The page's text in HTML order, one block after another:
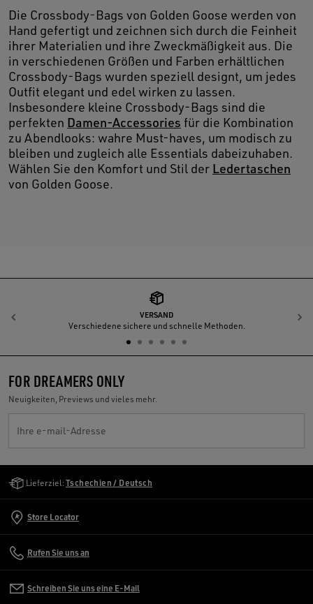
Die Crossbody-Bags von Golden Goose werden von
Hand gefertigt und zeichnen sich durch die Feinheit
ihrer Materialien und ihre Zweckmäßigkeit aus. Die
in verschiedenen Größen und Farben erhältlichen
Crossbody-Bags wurden speziell designt, um jedes
Outfit elegant und edel wirken zu lassen.
Insbesondere kleine Crossbody-Bags sind die
perfekten Damen-Accessories für die Kombination
zu Abendlooks: wahre Must-haves, um modisch zu
bleiben und zugleich alle Essentials dabeizuhaben.
Wählen Sie den Komfort und Stil der Ledertaschen
von Golden Goose.
VERSAND
Verschiedene sichere und schnelle Methoden.
Zurück
FOR DREAMERS ONLY
Neuigkeiten, Previews und vieles mehr.
Ihre e-mail-Adresse
Lieferziel: Tschechien / Deutsch
Store Locator
Rufen Sie uns an
Schreiben Sie uns eine E-Mail